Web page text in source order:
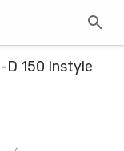
D 150 Instyle